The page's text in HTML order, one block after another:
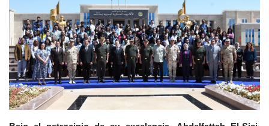
Herencia de Jamal Abdel-Nasser
Movimiento Juvenil Nasser
Noticias